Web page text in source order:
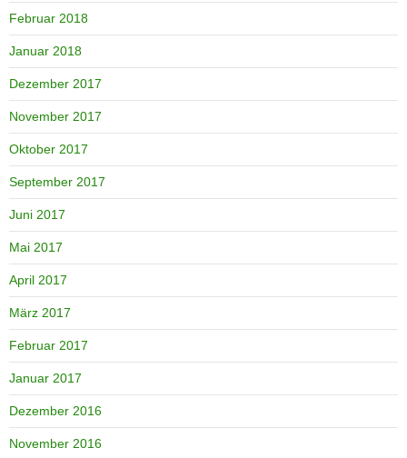
Februar 2018
Januar 2018
Dezember 2017
November 2017
Oktober 2017
September 2017
Juni 2017
Mai 2017
April 2017
März 2017
Februar 2017
Januar 2017
Dezember 2016
November 2016